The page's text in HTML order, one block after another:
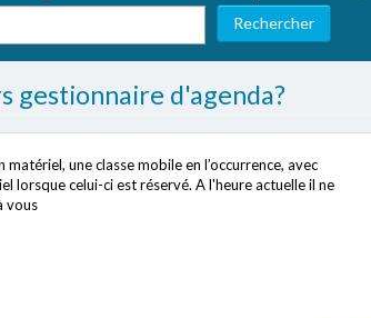
gestionnaire d'agenda?
une classe mobile en l’occurrence, avec
lorsque celui-ci est réservé. A l'heure actuelle il ne
vous